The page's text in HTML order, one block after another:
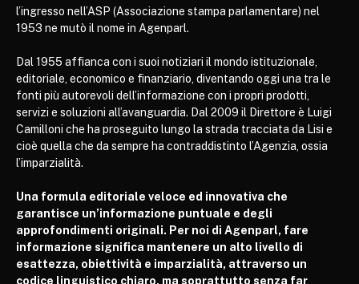
l’ingresso nell’ASP (Associazione stampa parlamentare) nel
1953 ne mutò il nome in Agenparl.
Dal 1955 affianca con i suoi notiziari il mondo istituzionale,
editoriale, economico e finanziario, diventando oggi una tra le
fonti più autorevoli dell’informazione con i propri prodotti,
servizi e soluzioni all’avanguardia. Dal 2009 il Direttore è Luigi
Camilloni che ha proseguito lungo la strada tracciata da Lisi e
cioè quella che da sempre ha contraddistinto l’Agenzia, ossia
l’imparzialità.
Una formula editoriale veloce ed innovativa che
garantisce un’informazione puntuale e degli
approfondimenti originali. Per noi di Agenparl, fare
informazione significa mantenere un alto livello di
esattezza, obiettività e imparzialità, attraverso un
codice linguistico chiaro, ma soprattutto senza far